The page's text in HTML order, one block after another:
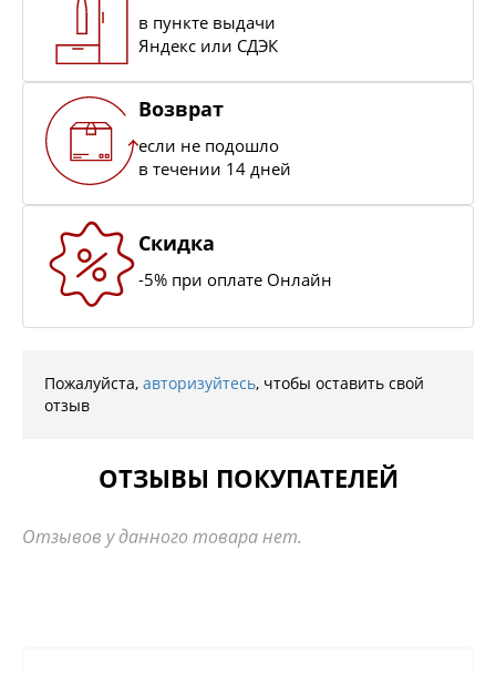
в пункте выдачи
Яндекс или СДЭК
Возврат
если не подошло
в течении 14 дней
Скидка
-5% при оплате Онлайн
Пожалуйста, авторизуйтесь, чтобы оставить свой
отзыв
ОТЗЫВЫ ПОКУПАТЕЛЕЙ
Отзывов у данного товара нет.